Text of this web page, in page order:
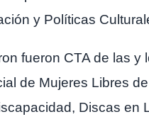
y Políticas
fueron CTA de las y
de Mujeres Libres
Discas en